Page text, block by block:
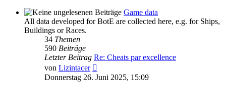
Game data
All data developed for BotE are collected here, e.g. for Ships,
Buildings or Races.
34 Themen
590 Beiträge
Letzter Beitrag Re: Cheats par excellence
von Lizintacer
Beitrag
Donnerstag 26. Juni 2025, 15:09